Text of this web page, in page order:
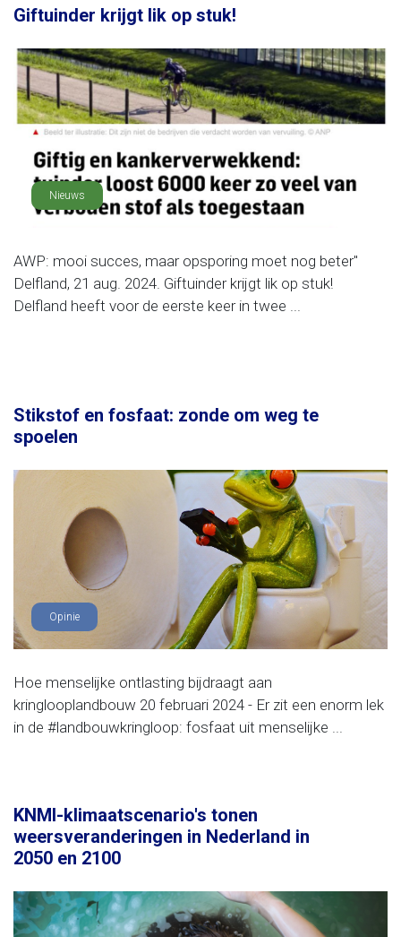
Giftuinder krijgt lik op stuk!
Nieuws
AWP: mooi succes, maar opsporing moet nog beter"
Delfland, 21 aug. 2024. Giftuinder krijgt lik op stuk!
Delfland heeft voor de eerste keer in twee ...
Stikstof en fosfaat: zonde om weg te
spoelen
Opinie
Hoe menselijke ontlasting bijdraagt aan
kringlooplandbouw 20 februari 2024 - Er zit een enorm lek
in de #landbouwkringloop: fosfaat uit menselijke ...
KNMI-klimaatscenario's tonen
weersveranderingen in Nederland in
2050 en 2100